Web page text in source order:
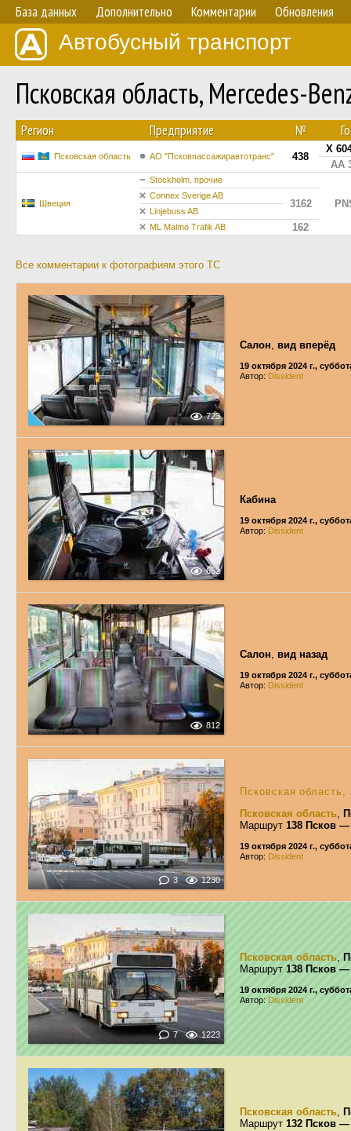
База данных Дополнительно Комментарии Обновления
Автобусный транспорт
Псковская область, Mercedes-
Регион Предприятие №
Псковская область АО "Псковпассажиравтотранс" 438
Х
АА
Швеция
Stockholm, прочие
Connex Sverige AB
3162
Linjebuss AB
ML Malmö Trafik AB
162
Все комментарии к фотографиям этого ТС
723
Салон, вид вперёд
19 октября 2024 г.,
Автор: Dissident
652
Кабина
19 октября 2024 г.,
Автор: Dissident
812
Салон, вид назад
19 октября 2024 г.,
Автор: Dissident
3 1230
Псковская область ,
Псковская область,
Маршрут 138 Псков
19 октября 2024 г.,
Автор: Dissident
7 1223
Псковская область,
Маршрут 138 Псков
19 октября 2024 г.,
Автор: Dissident
Псковская область,
Маршрут 132 Псков